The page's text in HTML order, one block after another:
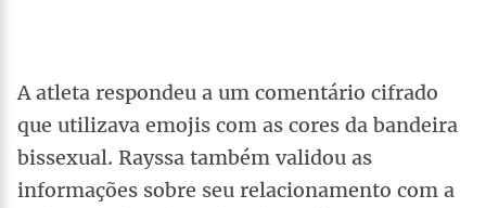
A atleta respondeu a um comentário cifrado
que utilizava emojis com as cores da bandeira
bissexual. Rayssa também validou as
informações sobre seu relacionamento com a